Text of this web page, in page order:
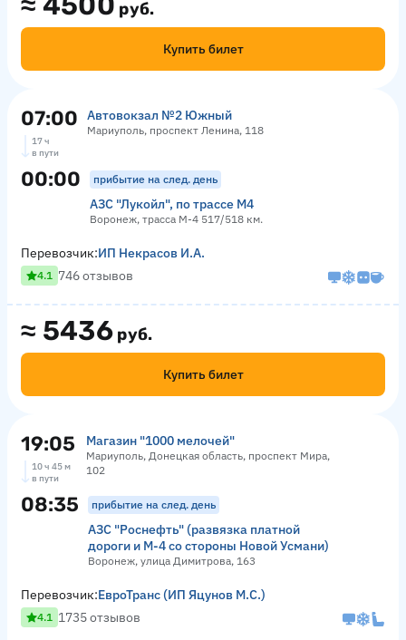
руб.
Купить билет
07:00 Автовокзал №2 Южный
Мариуполь, проспект Ленина, 118
17 ч
в пути
00:00 прибытие на след. день
АЗС "Лукойл", по трассе М4
Воронеж, трасса М-4 517/518 км.
≈ 5436 руб.
Купить билет
Перевозчик:ИП Некрасов И.А.
4.1 746 отзывов
19:05 Магазин "1000 мелочей"
Мариуполь, Донецкая область, проспект Мира,
102
10 ч 45 м
в пути
08:35 прибытие на след. день
АЗС "Роснефть" (развязка платной
дороги и М-4 со стороны Новой Усмани)
Воронеж, улица Димитрова, 163
Перевозчик:ЕвроТранс (ИП Яцунов М.С.)
4.1 1735 отзывов